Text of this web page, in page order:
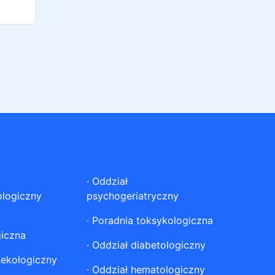
· Oddział
psychogeriatryczny
· Poradnia toksykologiczna
· Oddział diabetologiczny
· Oddział hematologiczny